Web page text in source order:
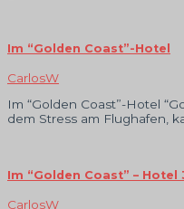
Im “Golden Coast”-Hotel
CarlosW
Im “Golden Coast”-Hotel
dem Stress am Flughafen,
Im “Golden Coast” – Hotel
CarlosW